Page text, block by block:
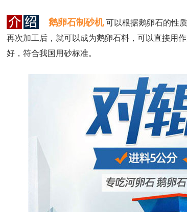
鹅卵石制砂机 可以根据鹅卵石的性
再次加工后，就可以成为鹅卵石料，可以直接用
好，符合我国用砂标准。